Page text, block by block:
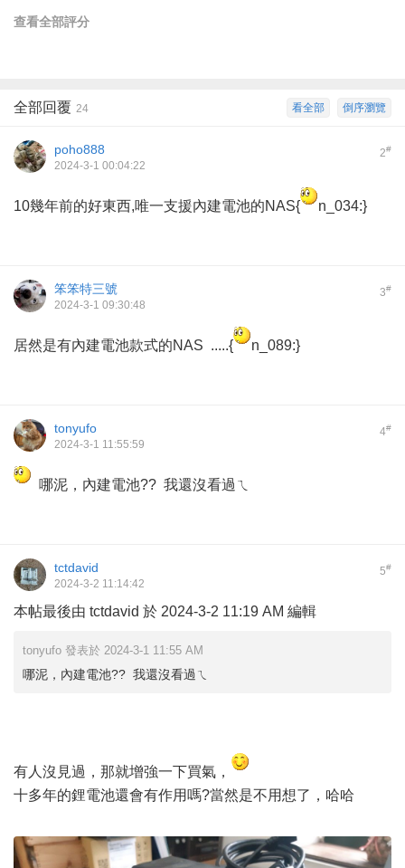
查看全部評分
倒序瀏覽
看全部
全部回覆 24
2#
poho888
2024-3-1 00:04:22
10幾年前的好東西,唯一支援內建電池的NAS{ n_034:}
3#
笨笨特三號
2024-3-1 09:30:48
居然是有內建電池款式的NAS .....{ n_089:}
4#
tonyufo
2024-3-1 11:55:59
哪泥，內建電池?? 我還沒看過ㄟ
5#
tctdavid
2024-3-2 11:14:42
本帖最後由 tctdavid 於 2024-3-2 11:19 AM 編輯
tonyufo 發表於 2024-3-1 11:55 AM
哪泥，內建電池?? 我還沒看過ㄟ
有人沒見過，那就增強一下買氣，
十多年的鋰電池還會有作用嗎?當然是不用想了，哈哈